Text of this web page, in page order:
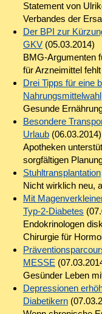
Statement von
Verbandes der
Der BPI zur
GKV(05.03.2014)
BMG-Argumenten
für Arzneimittel
Drei Tipps für eine
Nahrungsmittelwahl
Gesunde
Besondere
Urlaub(06.03.2014)
Apotheken
sorgfältigen
Stuhltransplantation
Nicht wirklich neu,
Mit
Typ-2-Diabetes
Endokrinologen
Chirurgie für
MESSE
Gesünder Leben
Depressionen
Diabetikern